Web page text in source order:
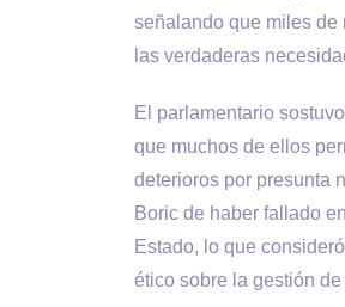
señalando que miles
las verdaderas
El parlamentario
que muchos de ellos
deterioros por presunta
Boric de haber fallado
Estado, lo que
ético sobre la gestión